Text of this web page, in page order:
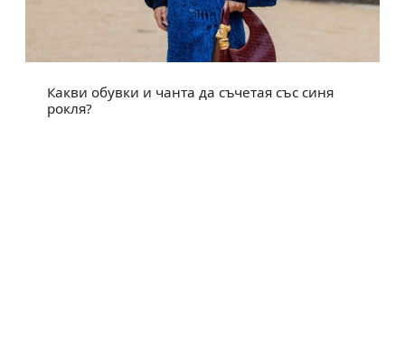
Какви обувки и чанта да съчетая със синя
рокля?